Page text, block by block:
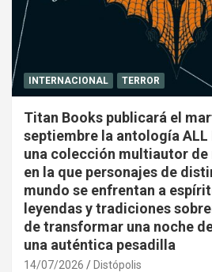
INTERNACIONAL TERROR
Titan Books publicará el
septiembre la antología ALL
una colección multiautor
en la que personajes de
mundo se enfrentan a
leyendas y tradiciones
de transformar una noche
una auténtica pesadilla
14/07/2026 Distópolis